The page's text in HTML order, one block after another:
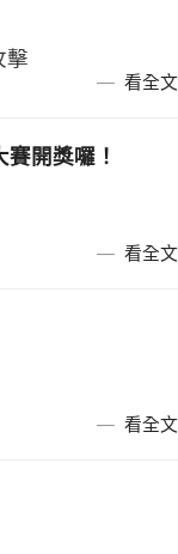
擊
看全文
開獎囉！
看全文
看全文